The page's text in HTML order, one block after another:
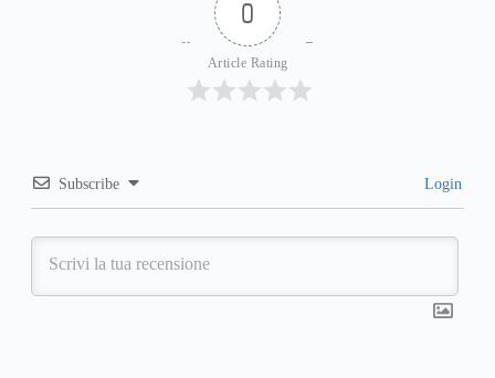
0
Article Rating
Subscribe Login